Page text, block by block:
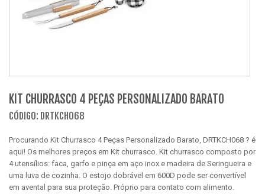
KIT CHURRASCO 4 PEÇAS PERSONALIZADO BARATO
CÓDIGO: DRTKCH068
Procurando Kit Churrasco 4 Peças Personalizado Barato, DRTKCH068 ? é
aqui! Os melhores preços em Kit churrasco. Kit churrasco composto por
4 utensílios: faca, garfo e pinça em aço inox e madeira de Seringueira e
uma luva de cozinha. O estojo dobrável em 600D pode ser convertível
em avental para sua proteção. Próprio para contato com alimento.